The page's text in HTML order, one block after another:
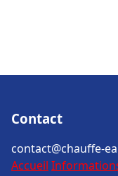
Contact
contact@chauffe-
Accueil